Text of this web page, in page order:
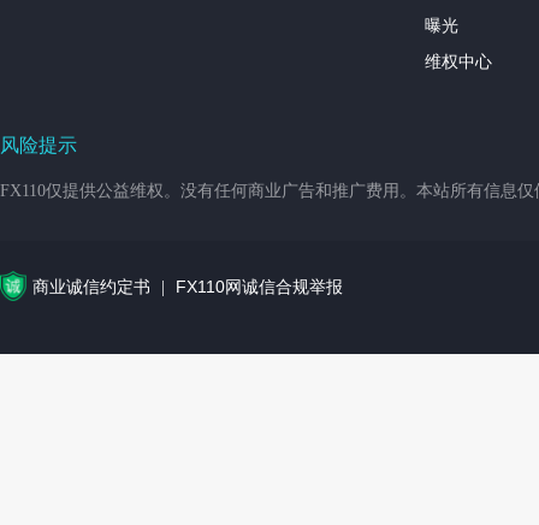
曝光
维权中心
风险提示
FX110仅提供公益维权。没有任何商业广告和推广费用。本站所有信息
商业诚信约定书 | FX110网诚信合规举报